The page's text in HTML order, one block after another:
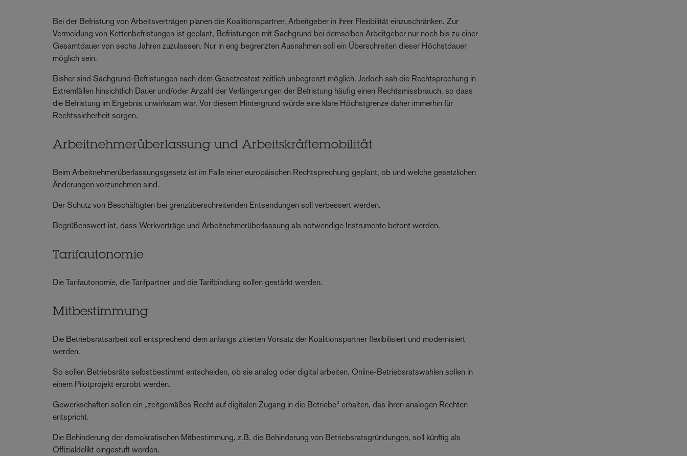
Bei der Befristung von Arbeitsverträgen planen die Koalitionspartner, Arbeitgeber in ihrer Flexibilität einzuschränken. Zur
Vermeidung von Kettenbefristungen ist geplant, Befristungen mit Sachgrund bei demselben Arbeitgeber nur noch bis zu einer
Gesamtdauer von sechs Jahren zuzulassen. Nur in eng begrenzten Ausnahmen soll ein Überschreiten dieser Höchstdauer
möglich sein.
Bisher sind Sachgrund-Befristungen nach dem Gesetzestext zeitlich unbegrenzt möglich. Jedoch sah die Rechtsprechung in
Extremfällen hinsichtlich Dauer und/oder Anzahl der Verlängerungen der Befristung häufig einen Rechtsmissbrauch, so dass
die Befristung im Ergebnis unwirksam war. Vor diesem Hintergrund würde eine klare Höchstgrenze daher immerhin für
Rechtssicherheit sorgen.
Arbeitnehmerüberlassung und Arbeitskräftemobilität
Beim Arbeitnehmerüberlassungsgesetz ist im Falle einer europäischen Rechtsprechung geplant, ob und welche gesetzlichen
Änderungen vorzunehmen sind.
Der Schutz von Beschäftigten bei grenzüberschreitenden Entsendungen soll verbessert werden.
Begrüßenswert ist, dass Werkverträge und Arbeitnehmerüberlassung als notwendige Instrumente betont werden.
Tarifautonomie
Die Tarifautonomie, die Tarifpartner und die Tarifbindung sollen gestärkt werden.
Mitbestimmung
Die Betriebsratsarbeit soll entsprechend dem anfangs zitierten Vorsatz der Koalitionspartner flexibilisiert und modernisiert
werden.
So sollen Betriebsräte selbstbestimmt entscheiden, ob sie analog oder digital arbeiten. Online-Betriebsratswahlen sollen in
einem Pilotprojekt erprobt werden.
Gewerkschaften sollen ein „zeitgemäßes Recht auf digitalen Zugang in die Betriebe“ erhalten, das ihren analogen Rechten
entspricht.
Die Behinderung der demokratischen Mitbestimmung, z.B. die Behinderung von Betriebsratsgründungen, soll künftig als
Offizialdelikt eingestuft werden.